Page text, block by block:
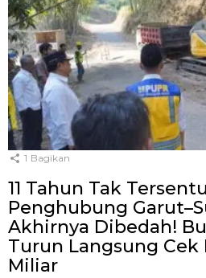
1 Bagikan
11 Tahun Tak
Penghubung
Akhirnya Dibedah!
Turun Langsung Cek
Miliar